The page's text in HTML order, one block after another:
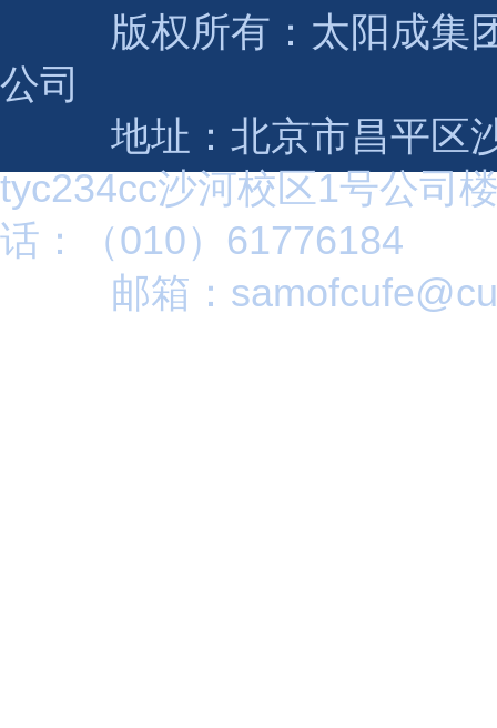
版权所有：太阳成集团
公司
地址：北京市昌平区沙
tyc234cc沙河校区1号公
话：（010）61776184
邮箱：